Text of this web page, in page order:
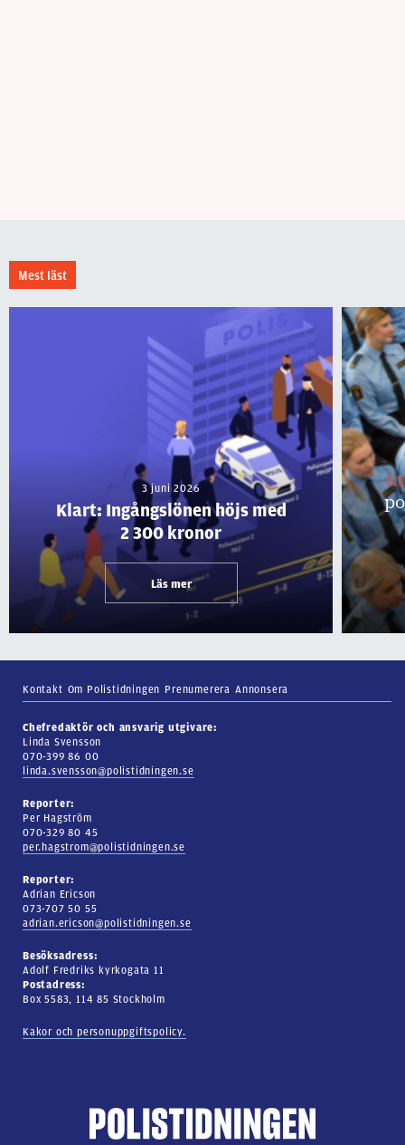
Mest läst
3 juni 2026
Klart: Ingångslönen höjs med
2 300 kronor
Läs mer
Kontakt Om Polistidningen Prenumerera Annonsera
Chefredaktör och ansvarig utgivare:
Linda Svensson
070-399 86 00
linda.svensson@polistidningen.se
Reporter:
Per Hagström
070-329 80 45
per.hagstrom@polistidningen.se
Reporter:
Adrian Ericson
073-707 50 55
adrian.ericson@polistidningen.se
Besöksadress:
Adolf Fredriks kyrkogata 11
Postadress:
Box 5583, 114 85 Stockholm
Kakor och personuppgiftspolicy.